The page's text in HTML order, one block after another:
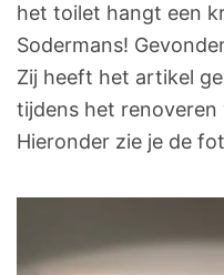
het toilet hangt een
Sodermans!
Zij heeft het artikel
tijdens het renoveren
Hieronder zie je de